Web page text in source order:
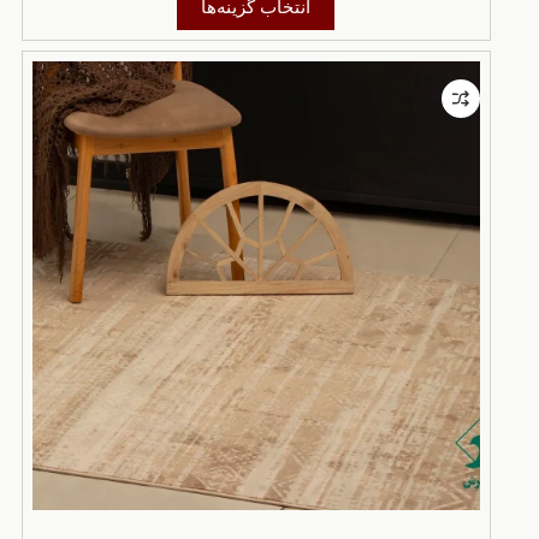
29٬800٬000 تومان
انتخاب گزینه‌ها
محصول
دارای
انواع
مختلفی
می
باشد.
گزینه
ها
ممکن
است
در
صفحه
محصول
انتخاب
شوند